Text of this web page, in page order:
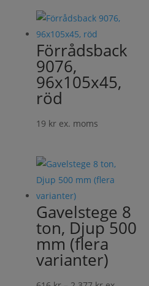
Förrådsback
9076,
96x105x45,
röd
19 kr ex. moms
Gavelstege 8
ton, Djup 500
mm (flera
varianter)